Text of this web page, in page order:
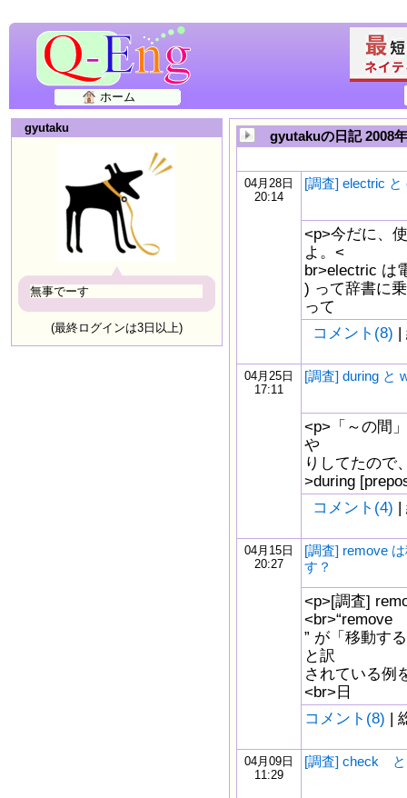
ホーム
gyutaku
無事でーす
(最終ログインは3日以上)
gyutakuの日記 2008
04月28日
20:14
[調査] electric
<p>今だに、
よ。<
br>electric は
) って辞書に
って
コメント(8) |
04月25日
17:11
[調査] during と
<p>「～の間
や
りしてたので
>during
コメント(4) |
04月15日
20:27
[調査] remove
す？
<p>[調査]
<br>“remove
” が「移動す
と訳
されている例
<br>日
コメント(8) |
04月09日
11:29
[調査] check と